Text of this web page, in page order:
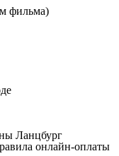
фильма)
Ланцбург
онлайн-оплаты